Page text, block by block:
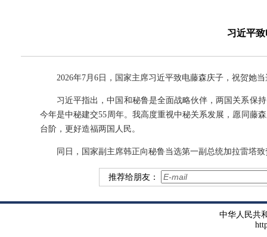
习近平
2026年7月6日，国家主席习近平致电藤森庆子，祝贺她
习近平指出，中国和秘鲁是全面战略伙伴，两国关系保
今年是中秘建交55周年。我高度重视中秘关系发展，愿同藤
台阶，更好造福两国人民。
同日，国家副主席韩正向秘鲁当选第一副总统加拉雷塔
推荐给朋友：
中华人民共